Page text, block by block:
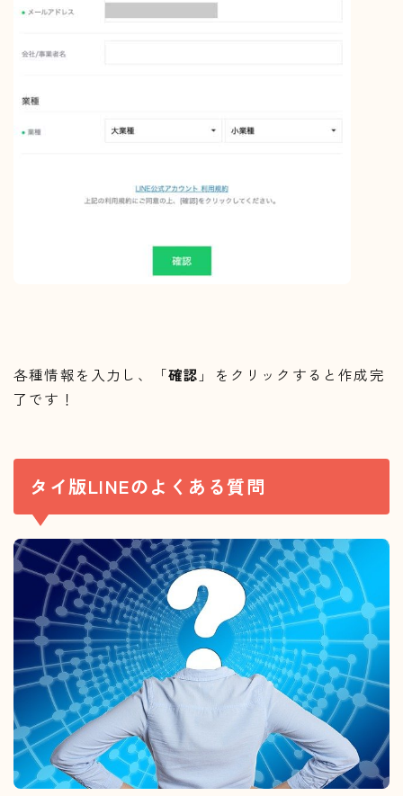
各種情報を入力し、「確認 」をクリックすると作成完
了です！
タイ版LINEのよくある質問